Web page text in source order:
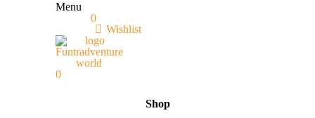
Menu
0
Wishlist
0
Shop